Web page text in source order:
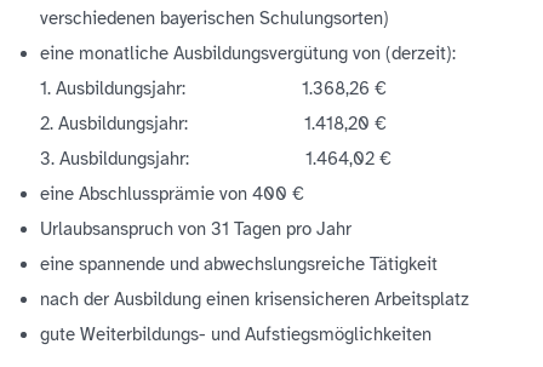
verschiedenen bayerischen Schulungsorten)
eine monatliche Ausbildungsvergütung von (derzeit):
1. Ausbildungsjahr: 1.368,26 €
2. Ausbildungsjahr: 1.418,20 €
3. Ausbildungsjahr: 1.464,02 €
eine Abschlussprämie von 400 €
Urlaubsanspruch von 31 Tagen pro Jahr
eine spannende und abwechslungsreiche Tätigkeit
nach der Ausbildung einen krisensicheren Arbeitsplatz
gute Weiterbildungs- und Aufstiegsmöglichkeiten